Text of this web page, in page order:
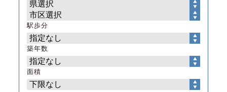
駅歩分
築年数
面積